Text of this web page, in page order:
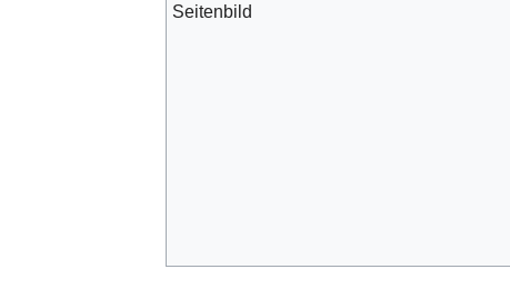
Seitenbild